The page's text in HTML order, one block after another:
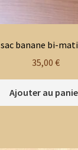
sac banane bi-
35,00 €
Ajouter au